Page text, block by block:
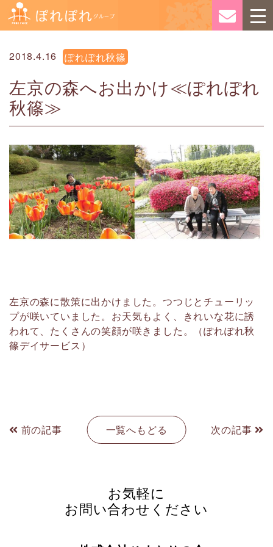
2018.4.16 ぽれぽれ秋篠
左京の森へお出かけ≪ぽれぽれ
秋篠≫
左京の森に散策に出かけました。つつじとチューリッ
プが咲いていました。お天気もよく、きれいな花に誘
われて、たくさんの笑顔が咲きました。（ぽれぽれ秋
篠デイサービス）
前の記事 一覧へもどる 次の記事
お気軽に
お問い合わせください